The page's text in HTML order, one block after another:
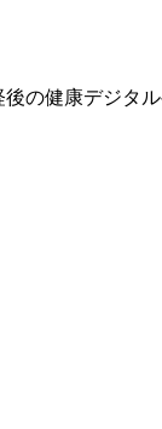
後の健康デジタ